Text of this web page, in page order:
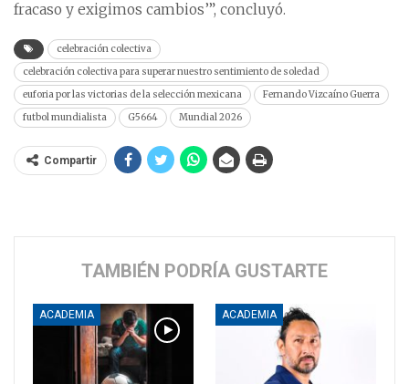
fracaso y exigimos cambios’”, concluyó.
celebración colectiva
celebración colectiva para superar nuestro sentimiento de soledad
euforia por las victorias de la selección mexicana
Fernando Vizcaíno Guerra
futbol mundialista
G5664 Mundial 2026
Compartir
TAMBIÉN PODRÍA GUSTARTE
ACADEMIA ACADEMIA